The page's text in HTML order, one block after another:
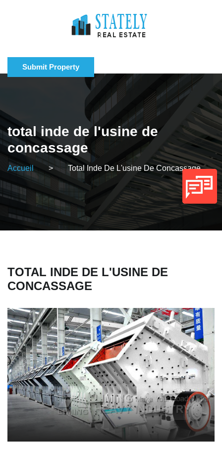
Submit Property
total inde de l'usine de
concassage
Accueil > Total Inde De L'usine De Concassage
TOTAL INDE DE L'USINE DE
CONCASSAGE